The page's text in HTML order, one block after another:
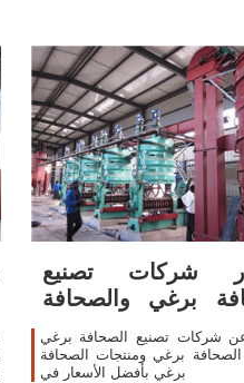
شركات تصنيع
برغي والصحافة
برغي في
شركات تصنيع الصحافة برغي
برغي ومنتجات الصحافة
برغي بأفضل الأسعار في